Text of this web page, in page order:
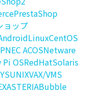
PrestaShop
ョップ
LinuxCentOS
NEC ACOSNetware
Pi OSRedHatSolaris
UNIXVAX/VMS
ASTERIABubble